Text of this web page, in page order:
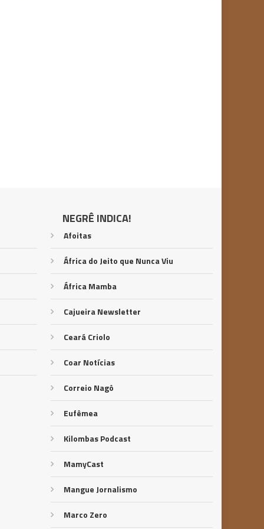
NEGRÊ INDICA!
Afoitas
África do Jeito que Nunca Viu
África Mamba
Cajueira Newsletter
Ceará Criolo
Coar Notícias
Correio Nagô
Eufêmea
Kilombas Podcast
MamyCast
Mangue Jornalismo
Marco Zero